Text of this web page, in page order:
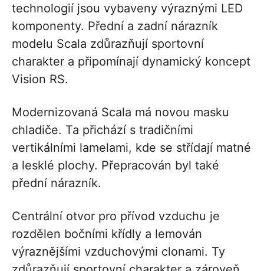
technologií jsou vybaveny výraznými LED
komponenty. Přední a zadní nárazník
modelu Scala zdůrazňují sportovní
charakter a připomínají dynamický koncept
Vision RS.
Modernizovaná Scala má novou masku
chladiče. Ta přichází s tradičními
vertikálními lamelami, kde se střídají matné
a lesklé plochy. Přepracován byl také
přední nárazník.
Centrální otvor pro přívod vzduchu je
rozdělen bočními křídly a lemován
výraznějšími vzduchovými clonami. Ty